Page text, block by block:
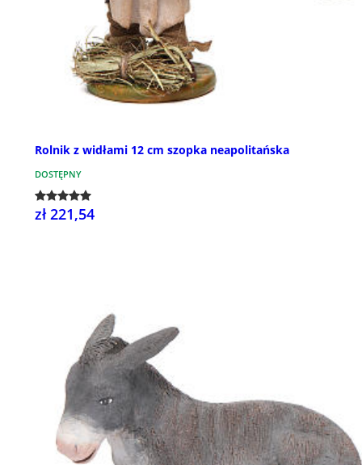
Rolnik z widłami 12 cm szopka neapolitańska
DOSTĘPNY
zł 221,54